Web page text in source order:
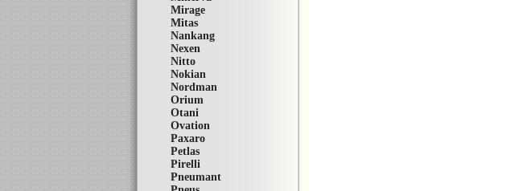
Mirage
Mitas
Nankang
Nexen
Nitto
Nokian
Nordman
Orium
Otani
Ovation
Paxaro
Petlas
Pirelli
Pneumant